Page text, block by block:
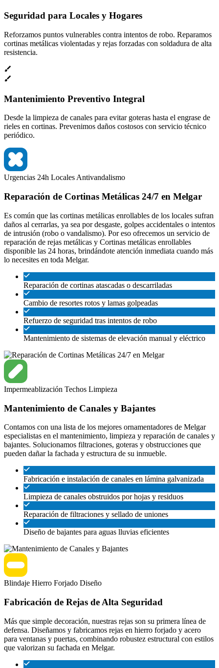
Seguridad para Locales y Hogares
Reforzamos puntos vulnerables contra intentos de robo. Reparamos
cortinas metálicas violentadas y rejas forzadas con soldadura de alta
resistencia.
Mantenimiento Preventivo Integral
Desde la limpieza de canales para evitar goteras hasta el engrase de
rieles en cortinas. Prevenimos daños costosos con servicio técnico
periódico.
Urgencias 24h LocalesAntivandalismo
Reparación de Cortinas Metálicas 24/7 en Melgar
Es común que las cortinas metálicas enrollables de los locales sufran
daños al cerrarlas, ya sea por desgaste, golpes accidentales o intentos
de intrusión (robo o vandalismo). Por eso ofrecemos un servicio de
reparación de rejas metálicas y Cortinas metálicas enrollables
disponible las 24 horas, brindándote atención inmediata cuando más
lo necesites en toda Melgar.
Reparación de cortinas atascadas o descarriladas
Cambio de resortes rotos y lamas golpeadas
Refuerzo de seguridad tras intentos de robo
Mantenimiento de sistemas de elevación manual y eléctrico
Impermeablización Techos Limpieza
Mantenimiento de Canales y Bajantes
Contamos con una lista de los mejores ornamentadores de Melgar
especialistas en el mantenimiento, limpieza y reparación de canales y
bajantes. Solucionamos filtraciones, goteras y obstrucciones que
pueden dañar la fachada y estructura de su inmueble.
Fabricación e instalación de canales en lámina galvanizada
Limpieza de canales obstruidos por hojas y residuos
Reparación de filtraciones y sellado de uniones
Diseño de bajantes para aguas lluvias eficientes
Blindaje Hierro Forjado Diseño
Fabricación de Rejas de Alta Seguridad
Más que simple decoración, nuestras rejas son su primera línea de
defensa. Diseñamos y fabricamos rejas en hierro forjado y acero
para ventanas y puertas, combinando robustez estructural con estilos
que valorizan su fachada en Melgar.